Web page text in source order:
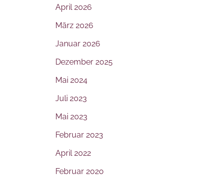
April 2026
März 2026
Januar 2026
Dezember 2025
Mai 2024
Juli 2023
Mai 2023
Februar 2023
April 2022
Februar 2020